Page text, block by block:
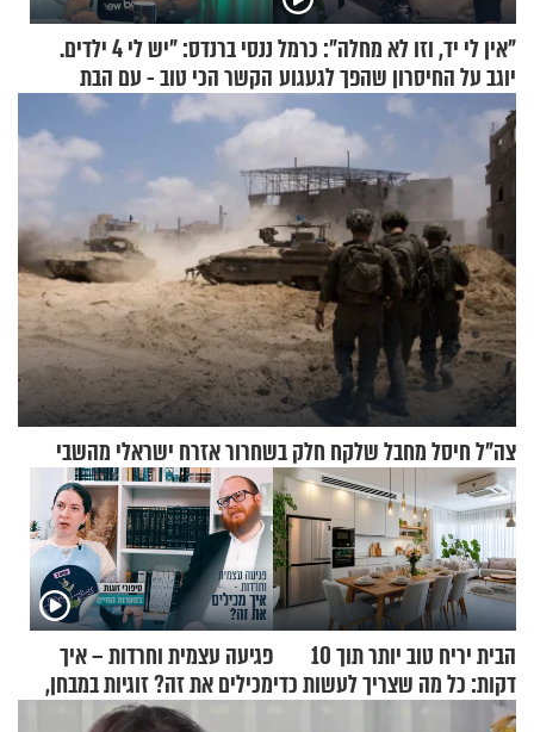
"אין לי יד, וזו לא מחלה": כרמל
יוגב על החיסרון שהפך לגעגוע
ננסי ברנדס: "יש לי 4 ילדים.
הקשר הכי טוב - עם הבת
החרדית"
צה"ל חיסל מחבל שלקח חלק בשחרור אזרח ישראלי מהשבי
הבית יריח טוב יותר תוך 10
דקות: כל מה שצריך לעשות כדי
לרענן את הבית
פגיעה עצמית וחרדות – איך
מכילים את זה? זוגיות במבחן,
הפעם עם יהודית ואלתר כהן